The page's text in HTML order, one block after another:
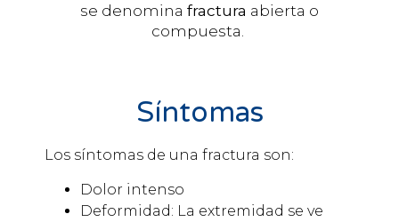
se denomina fractura abierta o
compuesta.
Síntomas
Los síntomas de una fractura son:
Dolor intenso
Deformidad: La extremidad se ve